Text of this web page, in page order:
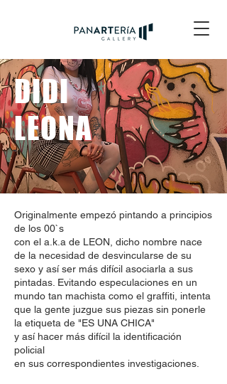
DIDI
LEONA
Originalmente empezó pintando a principios
de los 00`s
con el a.k.a de LEON, dicho nombre nace
de la necesidad de desvincularse de su
sexo y así ser más difícil asociarla a sus
pintadas. Evitando especulaciones en un
mundo tan machista como el graffiti, intenta
que la gente juzgue sus piezas sin ponerle
la etiqueta de "ES UNA CHICA"
y así hacer más difícil la identificación
policial
en sus correspondientes investigaciones.